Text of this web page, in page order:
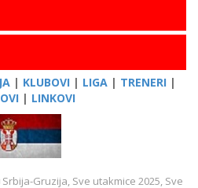
| KLUBOVI | LIGA | TRENERI |
| LINKOVI
Srbija-Gruzija, Sve utakmice 2025, Sve